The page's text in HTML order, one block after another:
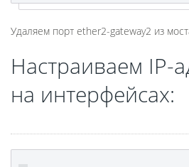
Удаляем порт ether2-gateway2 из
Настраиваем IP-
на интерфейсах: